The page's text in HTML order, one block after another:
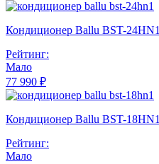
Кондиционер Ballu BST-24HN1
Рейтинг:
Мало
77 990 ₽
Кондиционер Ballu BST-18HN1
Рейтинг:
Мало